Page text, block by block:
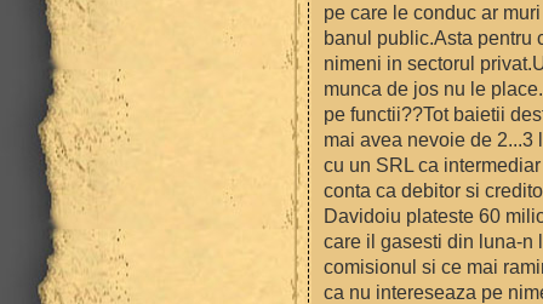
pe care le conduc ar
banul public.Asta pentru
nimeni in sectorul
munca de jos nu le
pe functii??Tot baietii
mai avea nevoie de 2...3
cu un SRL ca
conta ca debitor si
Davidoiu plateste 60
care il gasesti din luna-n
comisionul si ce mai
ca nu intereseaza pe